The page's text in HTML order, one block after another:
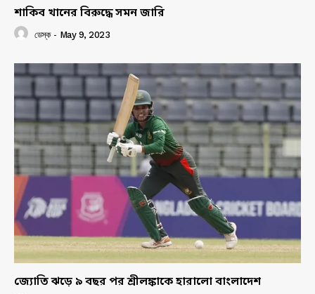
শাকিব খানের বিরুদ্ধে সমন জারি
ডেস্ক - May 9, 2023
জ্যোতি ঝড়ে ৯ বছর পর শ্রীলঙ্কাকে হারালো বাংলাদেশ